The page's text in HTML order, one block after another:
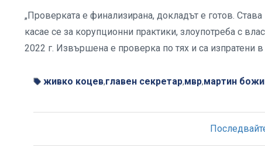
„Проверката е финализирана, докладът е готов.
касае се за корупционни практики, злоупотреба с
2022 г. Извършена е проверка по тях и са изпратени
живко коцев,главен секретар,мвр,мартин